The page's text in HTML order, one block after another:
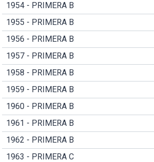
1954 - PRIMERA B
1955 - PRIMERA B
1956 - PRIMERA B
1957 - PRIMERA B
1958 - PRIMERA B
1959 - PRIMERA B
1960 - PRIMERA B
1961 - PRIMERA B
1962 - PRIMERA B
1963 - PRIMERA C